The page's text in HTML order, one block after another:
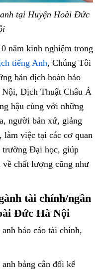
tại Huyện Hoài Đức
năm kinh nghiệm trong
tiếng Anh, Chúng Tôi
bản dịch hoàn hảo
Dịch Thuật Châu Á
hậu cùng với những
người bản xứ, giảng
làm việc tại các cơ quan
trường Đại học, giúp
về chất lượng cũng như
tài chính/ngân
Đức Hà Nội
báo cáo tài chính,
bảng cân đối kế